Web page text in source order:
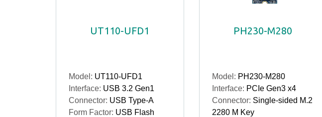
UT110-UFD1
Model: UT110-UFD1
Interface: USB 3.2 Gen1
Connector: USB Type-A
Form Factor: USB Flash
PH230-M280
Model: PH230-M280
Interface: PCIe Gen3 x4
Connector: Single-sided M.2
2280 M Key